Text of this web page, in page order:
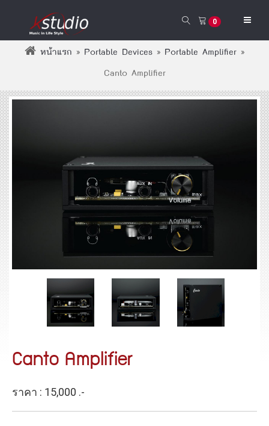
0
หน้าแรก » Portable Devices » Portable Amplifier »
Canto Amplifier
Canto Amplifier
ราคา : 15,000 .-